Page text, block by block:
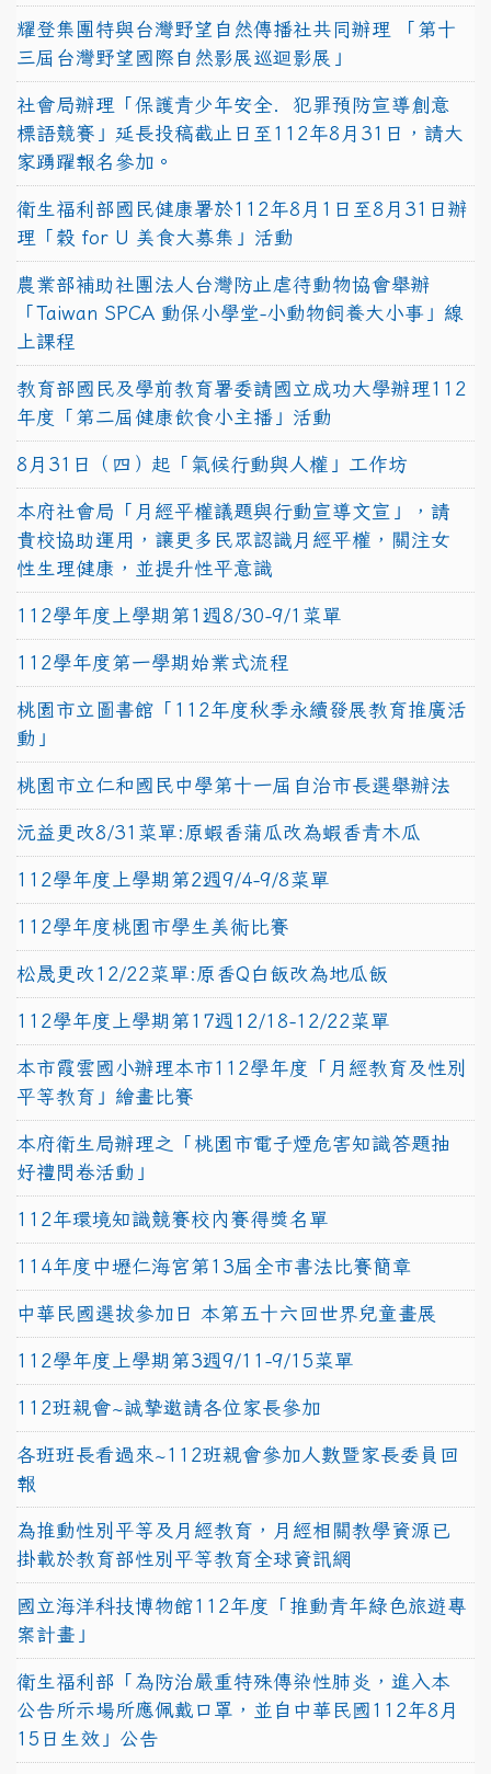
耀登集團特與台灣野望自然傳播社共同辦理 「第十
三屆台灣野望國際自然影展巡迴影展」
社會局辦理「保護青少年安全．犯罪預防宣導創意
標語競賽」延長投稿截止日至112年8月31日，請大
家踴躍報名參加。
衛生福利部國民健康署於112年8月1日至8月31日辦
理「穀 for U 美食大募集」活動
農業部補助社團法人台灣防止虐待動物協會舉辦
「Taiwan SPCA 動保小學堂-小動物飼養大小事」線
上課程
教育部國民及學前教育署委請國立成功大學辦理112
年度「第二屆健康飲食小主播」活動
8月31日（四）起「氣候行動與人權」工作坊
本府社會局「月經平權議題與行動宣導文宣」，請
貴校協助運用，讓更多民眾認識月經平權，關注女
性生理健康，並提升性平意識
112學年度上學期第1週8/30-9/1菜單
112學年度第一學期始業式流程
桃園市立圖書館「112年度秋季永續發展教育推廣活
動」
桃園市立仁和國民中學第十一屆自治市長選舉辦法
沅益更改8/31菜單:原蝦香蒲瓜改為蝦香青木瓜
112學年度上學期第2週9/4-9/8菜單
112學年度桃園市學生美術比賽
松晟更改12/22菜單:原香Q白飯改為地瓜飯
112學年度上學期第17週12/18-12/22菜單
本市霞雲國小辦理本市112學年度「月經教育及性別
平等教育」繪畫比賽
本府衛生局辦理之「桃園市電子煙危害知識答題抽
好禮問卷活動」
112年環境知識競賽校內賽得獎名單
114年度中壢仁海宮第13屆全市書法比賽簡章
中華民國選拔參加日 本第五十六回世界兒童畫展
112學年度上學期第3週9/11-9/15菜單
112班親會~誠摯邀請各位家長參加
各班班長看過來~112班親會參加人數暨家長委員回
報
為推動性別平等及月經教育，月經相關教學資源已
掛載於教育部性別平等教育全球資訊網
國立海洋科技博物館112年度「推動青年綠色旅遊專
案計畫」
衛生福利部「為防治嚴重特殊傳染性肺炎，進入本
公告所示場所應佩戴口罩，並自中華民國112年8月
15日生效」公告